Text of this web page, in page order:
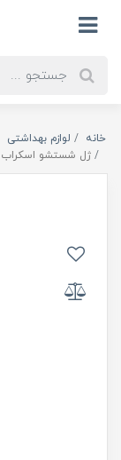
خانه لوازم بهداشتی
ژل شستشو اسکراب و ماسک صورت 8